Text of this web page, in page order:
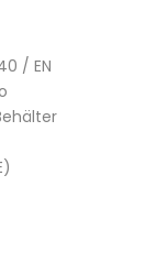
/ EN